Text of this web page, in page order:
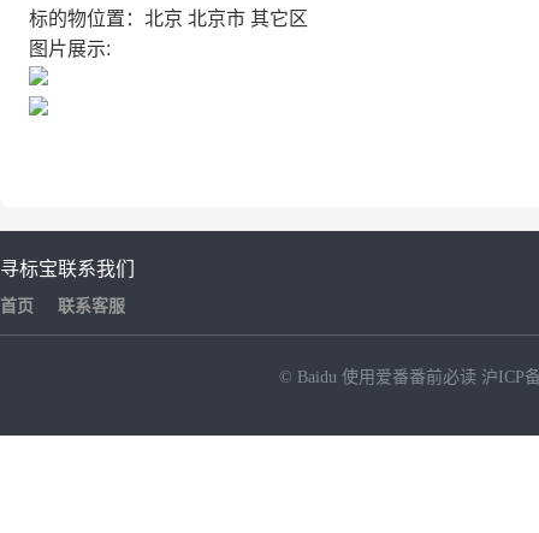
标的物位置：北京 北京市 其它区
图片展示:
寻标宝
首页
联系我们
联系客服
© Baidu 使用爱番番前必读 沪ICP